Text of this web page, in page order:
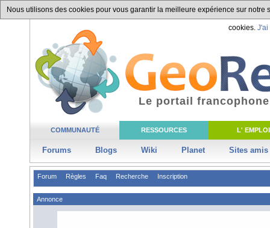
Nous utilisons des cookies pour vous garantir la meilleure expérience sur
cookies. J'ai
COMMUNAUTÉ RESSOURCES L' EMPLOI
Forums Blogs Wiki Planet Sites amis
Le portail
Forum Règles Faq Recherche Inscription
Annonce